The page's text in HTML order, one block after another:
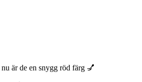
är de en snygg röd färg 💅